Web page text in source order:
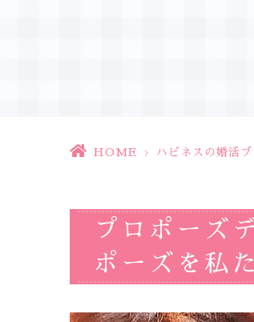
HOME > ハピネスの婚活ブ
プロポーズ
ポーズを私